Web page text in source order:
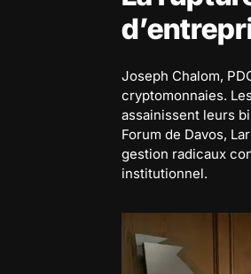
Joseph Chalom,
cryptomonnaies.
assainissent leurs
Forum de Davos,
gestion radicaux
institutionnel.